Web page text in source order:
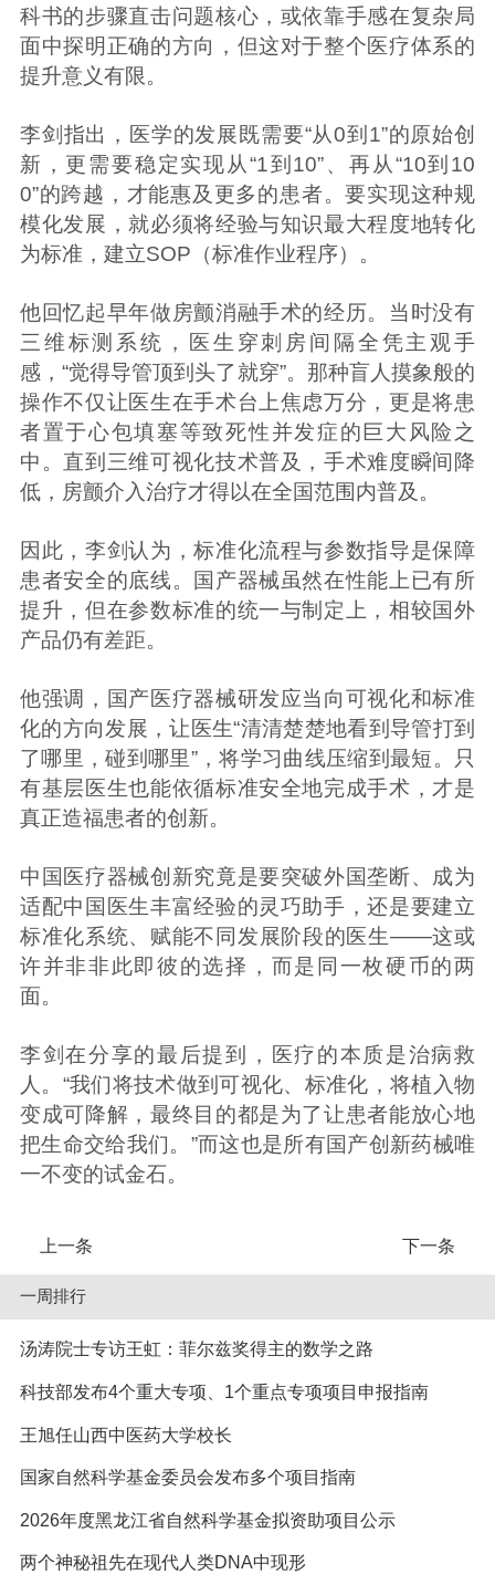
科书的步骤直击问题核心，或依靠手感在复杂局
面中探明正确的方向，但这对于整个医疗体系的
提升意义有限。
李剑指出，医学的发展既需要“从0到1”的原始创
新，更需要稳定实现从“1到10”、再从“10到10
0”的跨越，才能惠及更多的患者。要实现这种规
模化发展，就必须将经验与知识最大程度地转化
为标准，建立SOP（标准作业程序）。
他回忆起早年做房颤消融手术的经历。当时没有
三维标测系统，医生穿刺房间隔全凭主观手
感，“觉得导管顶到头了就穿”。那种盲人摸象般的
操作不仅让医生在手术台上焦虑万分，更是将患
者置于心包填塞等致死性并发症的巨大风险之
中。直到三维可视化技术普及，手术难度瞬间降
低，房颤介入治疗才得以在全国范围内普及。
因此，李剑认为，标准化流程与参数指导是保障
患者安全的底线。国产器械虽然在性能上已有所
提升，但在参数标准的统一与制定上，相较国外
产品仍有差距。
他强调，国产医疗器械研发应当向可视化和标准
化的方向发展，让医生“清清楚楚地看到导管打到
了哪里，碰到哪里”，将学习曲线压缩到最短。只
有基层医生也能依循标准安全地完成手术，才是
真正造福患者的创新。
中国医疗器械创新究竟是要突破外国垄断、成为
适配中国医生丰富经验的灵巧助手，还是要建立
标准化系统、赋能不同发展阶段的医生——这或
许并非非此即彼的选择，而是同一枚硬币的两
面。
李剑在分享的最后提到，医疗的本质是治病救
人。“我们将技术做到可视化、标准化，将植入物
变成可降解，最终目的都是为了让患者能放心地
把生命交给我们。”而这也是所有国产创新药械唯
一不变的试金石。
上一条 下一条
一周排行
汤涛院士专访王虹：菲尔兹奖得主的数学之路
科技部发布4个重大专项、1个重点专项项目申报指南
王旭任山西中医药大学校长
国家自然科学基金委员会发布多个项目指南
2026年度黑龙江省自然科学基金拟资助项目公示
两个神秘祖先在现代人类DNA中现形